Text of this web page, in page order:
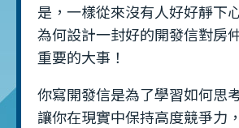
是，一樣從來沒有人好好靜下
為何設計一封好的開發信對房
重要的大事！
你寫開發信是為了學習如何思
讓你在現實中保持高度競爭力